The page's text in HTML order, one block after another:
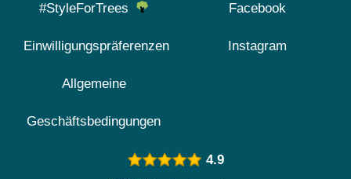
#StyleForTrees
Einwilligungspräferenzen
Allgemeine
Geschäftsbedingungen
Facebook
Instagram
4.9